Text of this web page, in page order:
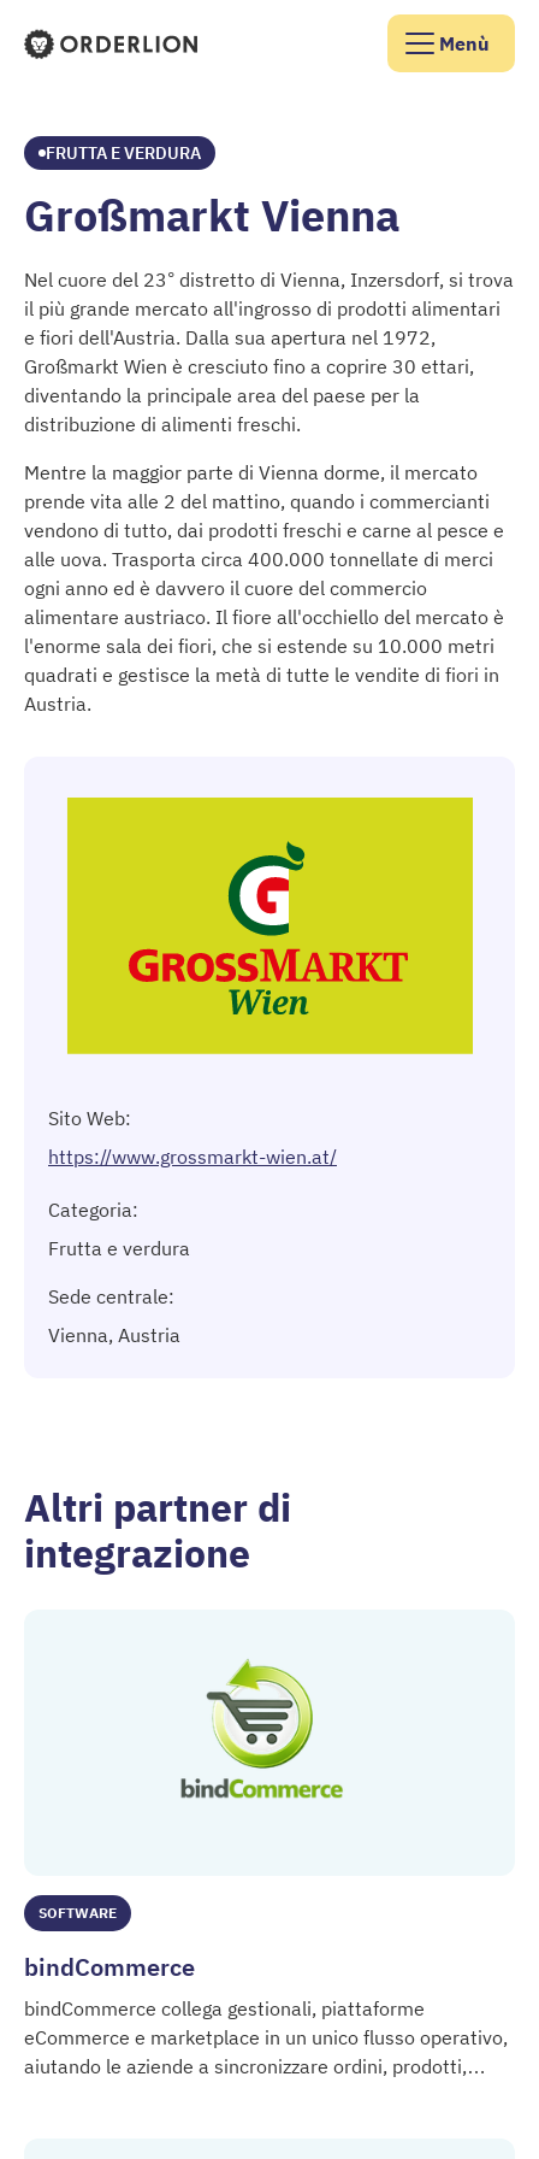
Menù
FRUTTA E VERDURA
Großmarkt Vienna
Nel cuore del 23° distretto di Vienna, Inzersdorf, si trova
il più grande mercato all'ingrosso di prodotti alimentari
e fiori dell'Austria. Dalla sua apertura nel 1972,
Großmarkt Wien è cresciuto fino a coprire 30 ettari,
diventando la principale area del paese per la
distribuzione di alimenti freschi.
Mentre la maggior parte di Vienna dorme, il mercato
prende vita alle 2 del mattino, quando i commercianti
vendono di tutto, dai prodotti freschi e carne al pesce e
alle uova. Trasporta circa 400.000 tonnellate di merci
ogni anno ed è davvero il cuore del commercio
alimentare austriaco. Il fiore all'occhiello del mercato è
l'enorme sala dei fiori, che si estende su 10.000 metri
quadrati e gestisce la metà di tutte le vendite di fiori in
Austria.
Sito Web:
https://www.grossmarkt-wien.at/
Categoria:
Frutta e verdura
Sede centrale:
Vienna, Austria
Altri partner di
integrazione
SOFTWARE
bindCommerce
bindCommerce collega gestionali, piattaforme
eCommerce e marketplace in un unico flusso operativo,
aiutando le aziende a sincronizzare ordini, prodotti,